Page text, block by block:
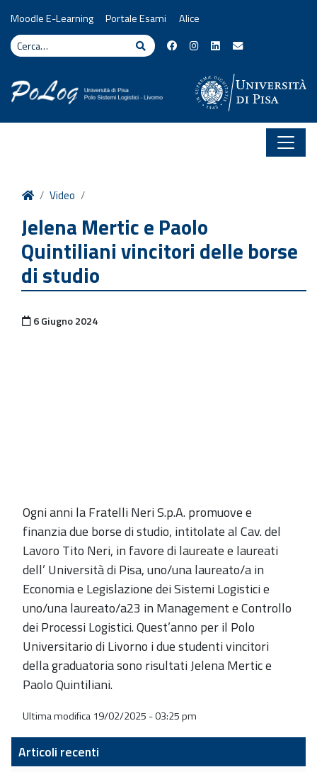
Moodle E-Learning Portale Esami
Alice
Cerca
Cerca
HomeVideo
Jelena Mertic e Paolo
Quintiliani vincitori delle borse
di studio
Pubblicato il
6 Giugno 2024
Ogni anni la Fratelli Neri S.p.A. promuove e
finanzia due borse di studio, intitolate al Cav. del
Lavoro Tito Neri, in favore di laureate e laureati
dell’ Università di Pisa, uno/una laureato/a in
Economia e Legislazione dei Sistemi Logistici e
uno/una laureato/a23 in Management e Controllo
dei Processi Logistici. Quest’anno per il Polo
Universitario di Livorno i due studenti vincitori
della graduatoria sono risultati Jelena Mertic e
Paolo Quintiliani.
Ultima modifica 19/02/2025 - 03:25 pm
Articoli recenti